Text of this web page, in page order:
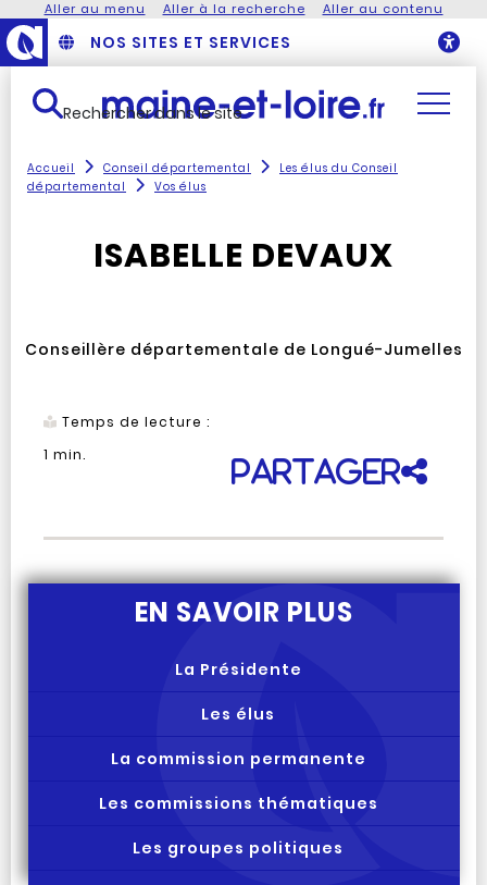
Aller au menu Aller à la recherche Aller au contenu
NOS SITES ET SERVICES
Rechercher dans le site
Accueil Conseil départemental
Les élus du Conseil
départemental
Vos élus
ISABELLE DEVAUX
Conseillère départementale de Longué-Jumelles
Temps de lecture :
1 min.
Partager
EN SAVOIR PLUS
La Présidente
Les élus
La commission permanente
Les commissions thématiques
Les groupes politiques